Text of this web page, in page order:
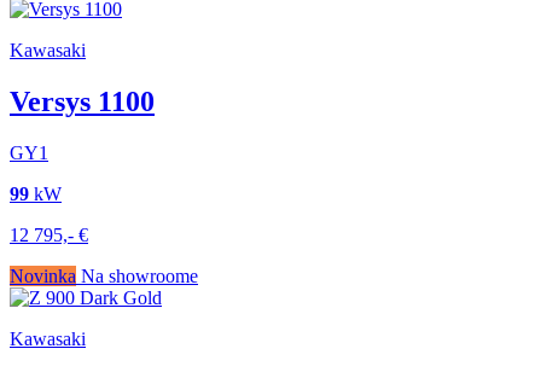
Kawasaki
Versys 1100
GY1
99 kW
12 795,- €
Novinka Na showroome
Kawasaki